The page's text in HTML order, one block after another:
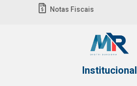
Notas Fiscais
Institucional